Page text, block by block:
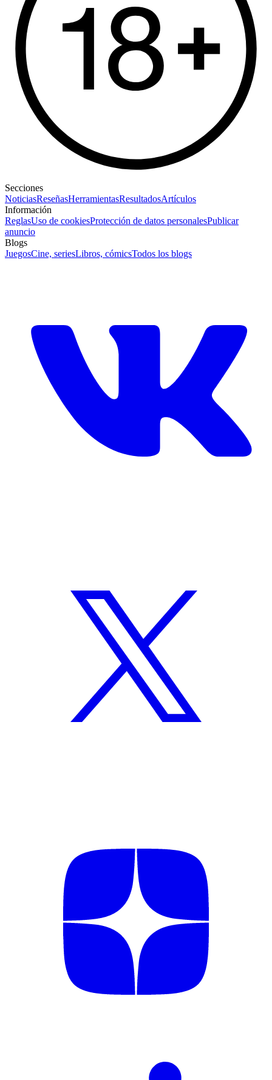
Secciones
NoticiasReseñasHerramientasResultadosArtículos
Información
ReglasUso de cookiesProtección de datos personalesPublicar
anuncio
Blogs
JuegosCine, seriesLibros, cómicsTodos los blogs